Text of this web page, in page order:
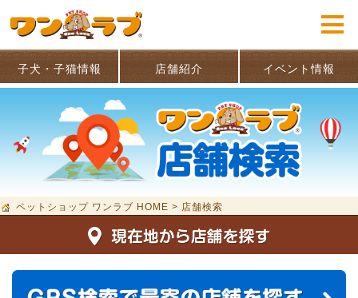
子犬・子猫情報 店舗紹介 イベント情報
ペットショップ ワンラブ HOME > 店舗検索